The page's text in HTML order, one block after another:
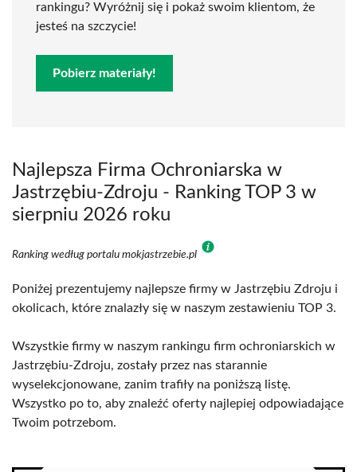
rankingu? Wyróżnij się i pokaż swoim klientom, że
jesteś na szczycie!
Pobierz materiały!
Najlepsza Firma Ochroniarska w
Jastrzębiu-Zdroju - Ranking TOP 3 w
sierpniu 2026 roku
Ranking według portalu mokjastrzebie.pl
Poniżej prezentujemy najlepsze firmy w Jastrzębiu Zdroju i
okolicach, które znalazły się w naszym zestawieniu TOP 3.
Wszystkie firmy w naszym rankingu firm ochroniarskich w
Jastrzębiu-Zdroju, zostały przez nas starannie
wyselekcjonowane, zanim trafiły na poniższą listę.
Wszystko po to, aby znaleźć oferty najlepiej odpowiadające
Twoim potrzebom.